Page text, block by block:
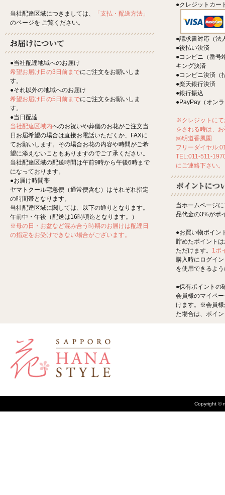
当社配達区域につきましては、
「支払・配送方法」
のページを ご覧ください。
●当社配達地域へのお届け
希望お届け日の3日前までにご注文をお願いしま
す。
●それ以外の地域へのお届け
希望お届け日の5日前までにご注文をお願いしま
す。
●当日配達
当社配達区域内へのお祝いや葬儀のお花がご注文当
日お届希望の場合は直接お電話いただくか、FAXに
てお願いします。その場合お花の内容や時間がご希
望に添えないこともありますのでご了承ください。
当社配達区域の配送時間は午前9時から午後6時まで
になっております。
●お届け時間帯
ヤマトクール宅急便（通常便含む）はそれぞれ指定
の時間帯となります。
当社配達区域に関しては、以下の通りとなります。
午前中・午後（配送は16時頃迄となります。）
※母の日・お盆など混み合う時期のお届けは配達日
の指定をお受けできない場合がございます。
●クレジットカー
●請求書対応（法
●後払い決済
●コンビニ（番号
キング決済
●コンビニ決済（
●楽天銀行決済
●銀行振込
●PayPay（オン
※クレジットにて
をされる時は、
㈱明道香風園
フリーダイヤル
TEL:011-511-
にご連絡下さい。
当ホームページ
品代金の3%がポ
●お買い物ポイン
貯めたポイント
ただけます。 1ポ
購入時にログイ
を使用できるよ
●保有ポイントの
会員様のマイペ
けます。※会員様
た場合は、ポイ
Copyright ©